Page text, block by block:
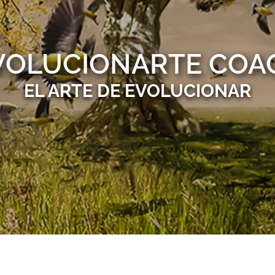
EL ARTE DE EVOLUCIONAR